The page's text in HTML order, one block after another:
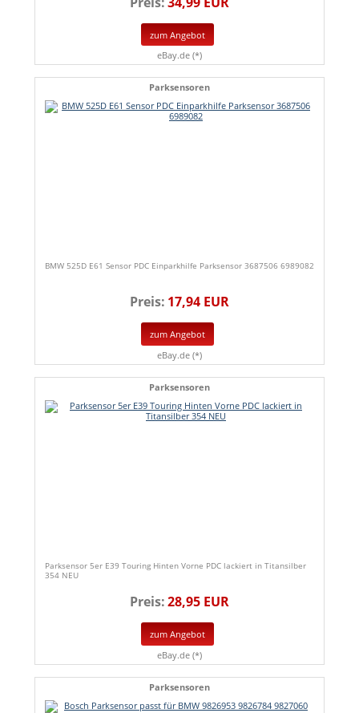
zum Angebot
eBay.de (*)
Parksensoren
BMW 525D E61 Sensor PDC Einparkhilfe Parksensor 3687506 6989082
Preis: 17,94 EUR
zum Angebot
eBay.de (*)
Parksensoren
Parksensor 5er E39 Touring Hinten Vorne PDC lackiert in Titansilber
354 NEU
Preis:28,95 EUR
zum Angebot
eBay.de (*)
Parksensoren